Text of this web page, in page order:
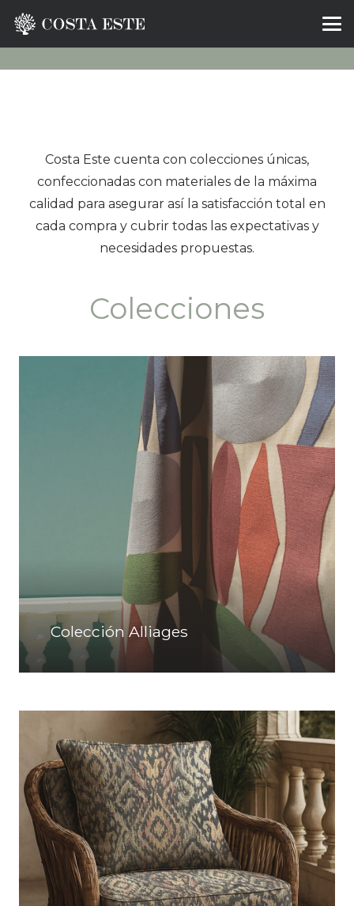
Costa Este cuenta con colecciones únicas,
confeccionadas con materiales de la máxima
calidad para asegurar así la satisfacción total en
cada compra y cubrir todas las expectativas y
necesidades propuestas.
Colecciones
Colección Alliages